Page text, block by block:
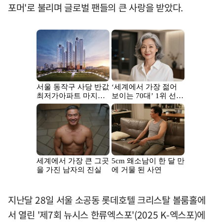
포머'로 불리며 글로벌 팬들의 큰 사랑을 받았다.
지난달 28일 서울 소공동 롯데호텔 크리스탈 볼룸홀에
서 열린 '제7회 뉴시스 한류엑스포'(2025 K-엑스포)에